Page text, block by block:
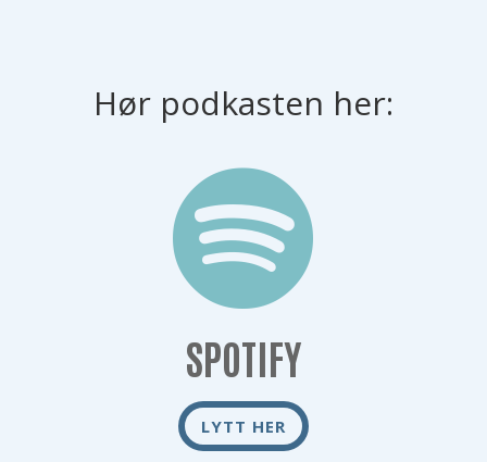
Hør podkasten her:

SPOTIFY
LYTT HER